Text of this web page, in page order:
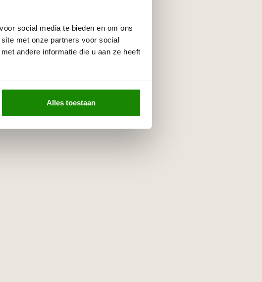
social media te bieden en om ons
met onze partners voor social
andere informatie die u aan ze heeft
Alles toestaan